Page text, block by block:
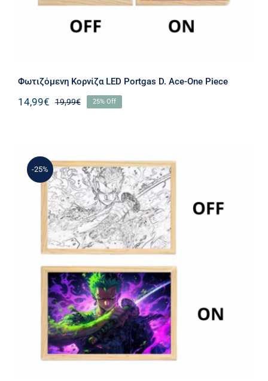
Φωτιζόμενη Κορνίζα LED Portgas D. Ace-One Piece
19,99€
14,99€ 25% Off
-25%
Φωτιζόμενη Κορνίζα LED Roronoa
Zoro – One Piece